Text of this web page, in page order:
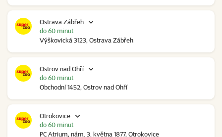
Ostrava Zábřeh
Výškovická 3123, Ostrava Zábřeh
do 60 minut
Ostrov nad Ohří
Obchodní 1452, Ostrov nad Ohří
do 60 minut
Otrokovice
PC Atrium, nám. 3. května 1877, Otrokovice
do 60 minut